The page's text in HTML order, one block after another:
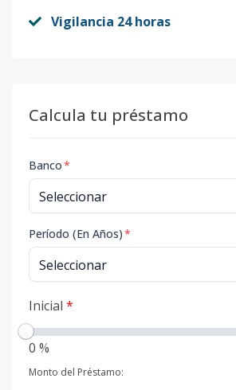
Vigilancia 24 horas
Calcula tu préstamo
Banco*
Período (En Años)*
Inicial *
0 %
Monto del Préstamo: